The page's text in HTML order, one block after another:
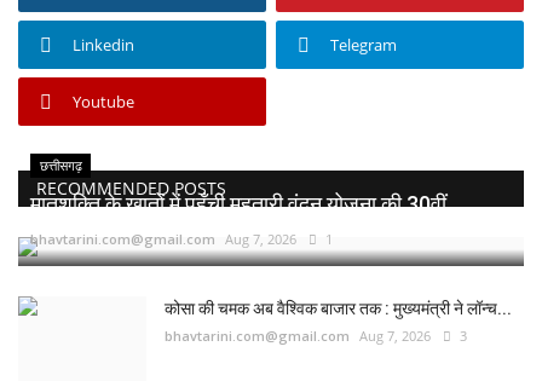
संपर्क Linkedin Telegram
Youtube
RECOMMENDED POSTS
छत्तीसगढ़
मातृशक्ति के खातों में पहुँची महतारी वंदन योजना की 30वीं...
bhavtarini.com@gmail.com Aug 7, 2026 1
कोसा की चमक अब वैश्विक बाजार तक : मुख्यमंत्री ने लॉन्च...
bhavtarini.com@gmail.com Aug 7, 2026 3